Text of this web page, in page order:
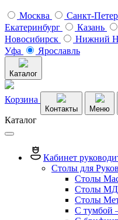
Москва Санкт-
Екатеринбург
Казань
Новосибирск
Нижний
Уфа
Ярославль
Каталог
Корзина
Контакты Меню
Каталог
Кабинет
Столы для
Столы
Столы
Столы
С тумбой